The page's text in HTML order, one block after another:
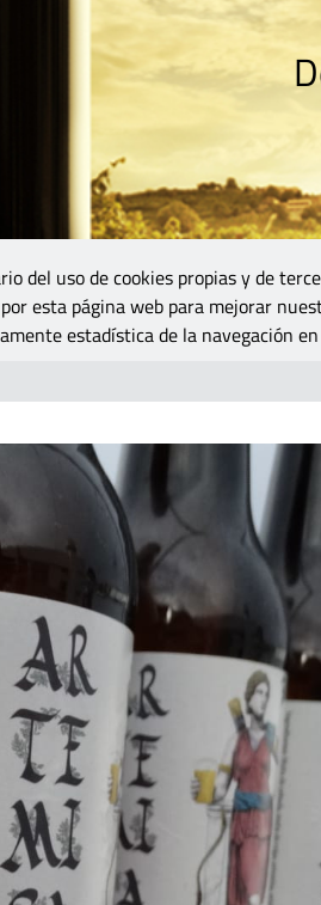
años
del uso de cookies propias y de
esta página web para mejorar
estadística de la navegación